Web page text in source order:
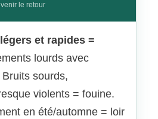
le retour
et rapides =
lourds avec
sourds,
violents = fouine.
en été/automne = loir